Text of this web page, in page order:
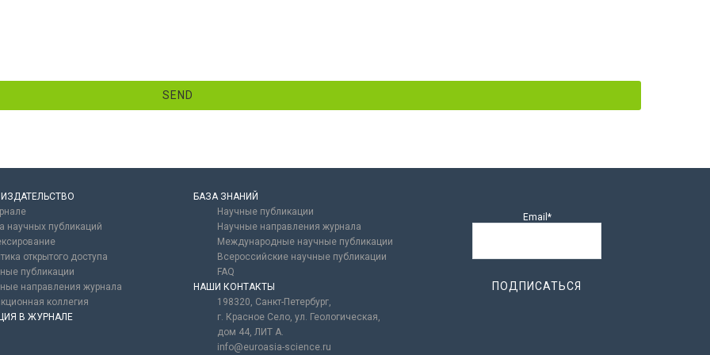
SEND
научных публикаций
открытого доступа
публикации
направления журнала
коллегия
В ЖУРНАЛЕ
БАЗА ЗНАНИЙ
Научные публикации
Научные направления журнала
Международные научные публикации
Всероссийские научные публикации
FAQ
НАШИ КОНТАКТЫ
198320, Санкт-Петербург,
г. Красное Село, ул. Геологическая,
дом 44, ЛИТ А.
info@euroasia-science.ru
Email*